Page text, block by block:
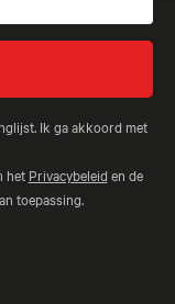
Ik ga akkoord met
het Privacybeleid en de
toepassing.